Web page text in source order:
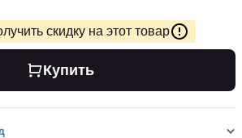
скидку на этот товар
Купить